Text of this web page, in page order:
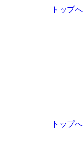
トップへ
トップへ